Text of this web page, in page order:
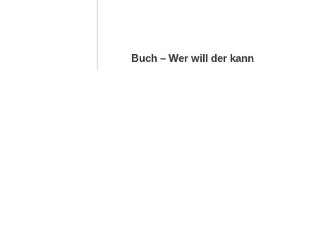
Buch – Wer will der kann